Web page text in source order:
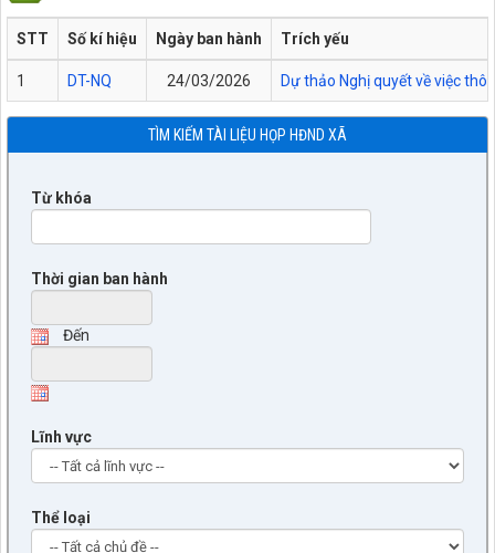
STT Số kí hiệu Ngày ban hành Trích yếu
1 DT-NQ 24/03/2026 Dự thảo Nghị quyết về việc
TÌM KIẾM TÀI LIỆU HỌP HĐND XÃ
Từ khóa
Thời gian ban hành
Đến
Lĩnh vực
Thể loại